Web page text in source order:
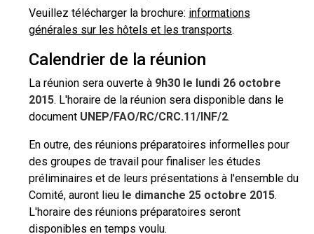
Veuillez télécharger la brochure: informations
générales sur les hôtels et les transports.
Calendrier de la réunion
La réunion sera ouverte à 9h30 le lundi 26 octobre
2015. L'horaire de la réunion sera disponible dans le
document UNEP/FAO/RC/CRC.11/INF/2.
En outre, des réunions préparatoires informelles pour
des groupes de travail pour finaliser les études
préliminaires et de leurs présentations à l'ensemble du
Comité, auront lieu le dimanche 25 octobre 2015.
L'horaire des réunions préparatoires seront
disponibles en temps voulu.